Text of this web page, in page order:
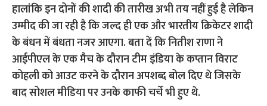
हालांकि इन दोनों की शादी की तारीख अभी तय नहीं हुई है लेकिन
उम्मीद की जा रही है कि जल्द ही एक और भारतीय क्रिकेटर शादी
के बंधन में बंधता नजर आएगा. बता दें कि नितीश राणा ने
आईपीएल के एक मैच के दौरान टीम इंडिया के कप्तान विराट
कोहली को आउट करने के दौरान अपशब्द बोल दिए थे जिसके
बाद सोशल मीडिया पर उनके काफी चर्चे भी हुए थे.